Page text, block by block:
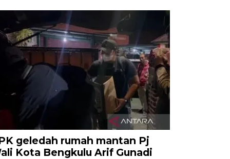
geledah rumah mantan Pj
Kota Bengkulu Arif Gunadi